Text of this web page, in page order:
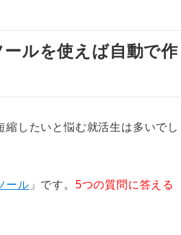
ルを使えば自動で作
したいと悩む就活生は多いでし
ール 」です。 5つの質問に答える